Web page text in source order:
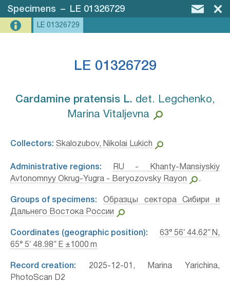
Specimens – LE 01326729
LE 01326729
LE 01326729
Cardamine pratensis L.⁣ det. Legchenko,
Marina Vitaljevna
Collectors: Skalozubov, Nikolai Lukich
Administrative regions:
RU - Khanty-Mansiyskiy
Avtonomnyy Okrug-Yugra - Beryozovsky Rayon
.
Groups of specimens:
Образцы сектора Сибири и
Дальнего Востока России
Coordinates (geographic position):
63° 56′ 44.62″ N,
65° 5′ 48.98″ E ±1000 m
Record creation: 2025-12-01, Marina Yarichina,
PhotoScan D2